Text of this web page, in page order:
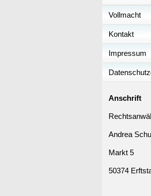
Vollmacht
Kontakt
Impressum
Anschrift
Andrea
Markt 5
50374